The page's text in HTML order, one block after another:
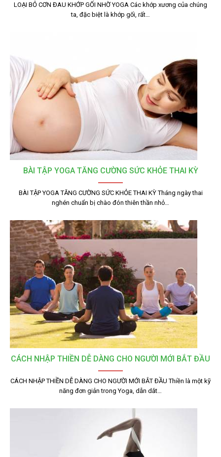
LOẠI BỎ CƠN ĐAU KHỚP GỐI NHỜ YOGA Các khớp xương của chúng
ta, đặc biệt là khớp gối, rất…
BÀI TẬP YOGA TĂNG CƯỜNG SỨC KHỎE THAI KỲ
BÀI TẬP YOGA TĂNG CƯỜNG SỨC KHỎE THAI KỲ Tháng ngày thai
nghén chuẩn bị chào đón thiên thần nhỏ…
CÁCH NHẬP THIỀN DỄ DÀNG CHO NGƯỜI MỚI BẮT ĐẦU
CÁCH NHẬP THIỀN DỄ DÀNG CHO NGƯỜI MỚI BẮT ĐẦU Thiền là một kỹ
năng đơn giản trong Yoga, dẫn dắt…